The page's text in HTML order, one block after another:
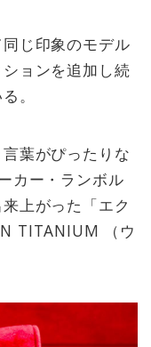
じ印象のモデル
ョンを追加し続
。
葉がぴったりな
カー・ランボル
上がった「エク
TITANIUM （ウ